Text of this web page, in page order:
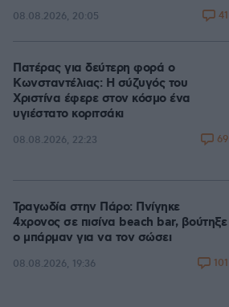
08.08.2026, 20:05 41
Πατέρας για δεύτερη φορά ο
Κωνσταντέλιας: Η σύζυγός του
Χριστίνα έφερε στον κόσμο ένα
υγιέστατο κοριτσάκι
08.08.2026, 22:23 69
Τραγωδία στην Πάρο: Πνίγηκε
4χρονος σε πισίνα beach bar, βούτηξε
ο μπάρμαν για να τον σώσει
08.08.2026, 19:36 101